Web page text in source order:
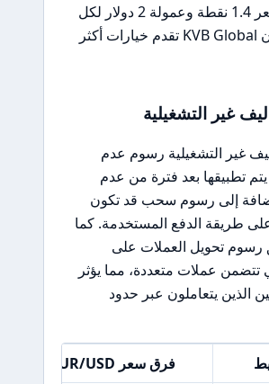
يقدم فرق سعر 1.4 نقطة وعمولة 2 دولار لكل
لوت، يظهر أن KVB Global تقدم خيارات أكثر
غير التشغيلية
غير التشغيلية رسوم عدم
تطبيقها بعد فترة من عدم
إلى رسوم سحب قد تكون
طريقة الدفع المستخدمة. كما
رسوم تحويل العملات على
تتضمن عملات متعددة، مما يؤثر
الذين يتعاملون عبر حدود
فرق سعر EUR/USD